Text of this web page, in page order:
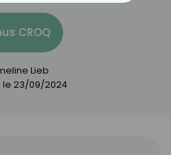
CROQ
Lieb
le 23/09/2024